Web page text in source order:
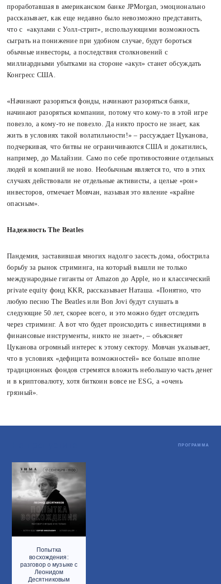
проработавшая в американском банке JPMorgan, эмоционально
рассказывает, как еще недавно было невозможно представить,
что с «акулами с Уолл-стрит», использующими возможность
сыграть на понижение при удобном случае, будут бороться
обычные инвесторы, а последствия столкновений с
миллиардными убытками на стороне «акул» станет обсуждать
Конгресс США.
«Начинают разоряться фонды, начинают разоряться банки,
начинают разоряться компании, потому что кому-то в этой игре
повезло, а кому-то не повезло. Да никто просто не знает, как
жить в условиях такой волатильности!» – рассуждает Цуканова,
подчеркивая, что битвы не ограничиваются США и докатились,
например, до Малайзии. Само по себе противостояние отдельных
людей и компаний не ново. Необычным является то, что в этих
случаях действовали не отдельные активисты, а целые «рои»
инвесторов, отмечает Мовчан, называя это явление «крайне
опасным».
Надежность The Beatles
Пандемия, заставившая многих надолго засесть дома, обострила
борьбу за рынок стриминга, на который вышли не только
международные гиганты от Amazon до Apple, но и классический
private equity фонд KKR, рассказывает Наташа. «Понятно, что
любую песню The Beatles или Bon Jovi будут слушать в
следующие 50 лет, скорее всего, и это можно будет отследить
через стриминг. А вот что будет происходить с инвестициями в
финансовые инструменты, никто не знает», – объясняет
Цуканова огромный интерес к этому сектору. Мовчан указывает,
что в условиях «дефицита возможностей» все больше вполне
традиционных фондов стремятся вложить небольшую часть денег
и в криптовалюту, хотя биткоин вовсе не ESG, а «очень
грязный».
ПРОГРАММА
Попытка
восхождения:
разговор о музыке с
Леонидом
Десятниковым